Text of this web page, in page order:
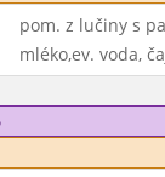
pom. z lučiny s
mléko,ev. voda,